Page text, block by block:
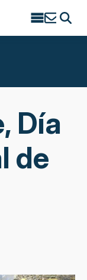
Search
Día
de